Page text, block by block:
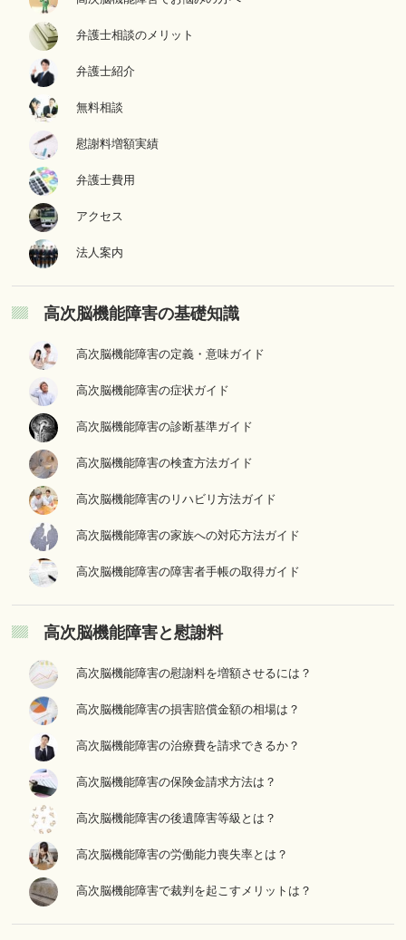
弁護士相談のメリット
弁護士紹介
無料相談
慰謝料増額実績
弁護士費用
アクセス
法人案内
高次脳機能障害の基礎知識
高次脳機能障害の定義・意味ガイド
高次脳機能障害の症状ガイド
高次脳機能障害の診断基準ガイド
高次脳機能障害の検査方法ガイド
高次脳機能障害のリハビリ方法ガイド
高次脳機能障害の家族への対応方法ガイド
高次脳機能障害の障害者手帳の取得ガイド
高次脳機能障害と慰謝料
高次脳機能障害の慰謝料を増額させるには？
高次脳機能障害の損害賠償金額の相場は？
高次脳機能障害の治療費を請求できるか？
高次脳機能障害の保険金請求方法は？
高次脳機能障害の後遺障害等級とは？
高次脳機能障害の労働能力喪失率とは？
高次脳機能障害で裁判を起こすメリットは？